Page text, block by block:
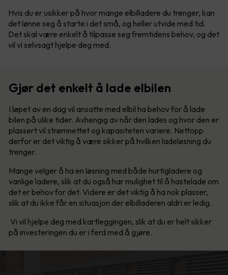
Hvis du er usikker på hvor mange elbilladere du trenger, kan
det lønne seg å starte i det små, og heller utvide med tid.
Det skal være enkelt å tilpasse seg fremtidens behov, og det
vil vi selvsagt hjelpe deg med.
Gjør det enkelt å lade elbilen
I løpet av en dag vil ansatte med elbil ha behov for å lade
bilen på ulike tider. Avhengig av når den lades og hvor den er
plassert vil strømnettet og kapasiteten variere. Nettopp
derfor er det viktig å være sikker på hvilken ladeløsning du
trenger.
Mange velger å ha en løsning med både hurtigladere og
vanlige ladere, slik at du også har mulighet til å hastelade om
det er behov for det. Videre er det viktig å ha nok plasser,
slik at du ikke får en situasjon der elbilladeren aldri er ledig.
Vi vil hjelpe deg med kartleggingen, slik at du er helt sikker
på investeringen du er i ferd med å gjøre.